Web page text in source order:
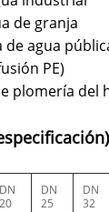
de granja
agua
PE)
plomería del
DN
20
DN
25
DN
32